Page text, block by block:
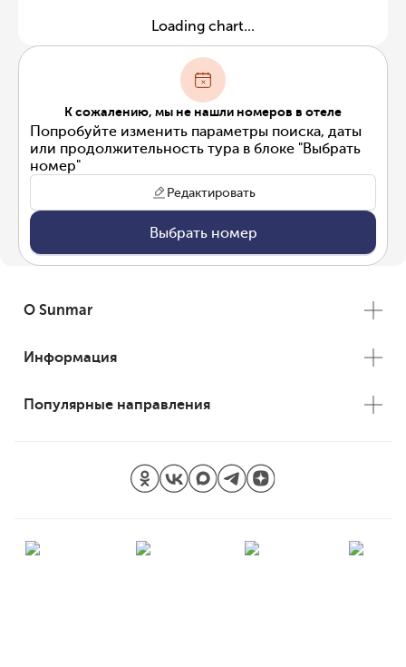
Loading chart...
К сожалению, мы не нашли номеров в отеле
Попробуйте изменить параметры поиска, даты
или продолжительность тура в блоке "Выбрать
номер"
Редактировать
Выбрать номер
О Sunmar
Информация
Популярные направления